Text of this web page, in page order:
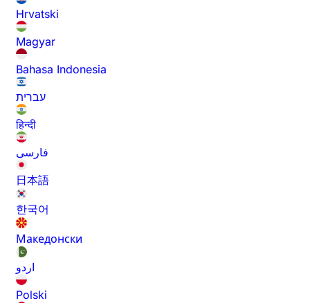
Hrvatski
Magyar
Bahasa Indonesia
עברית
हिन्दी
فارسی
日本語
한국어
Македонски
اردو
Polski